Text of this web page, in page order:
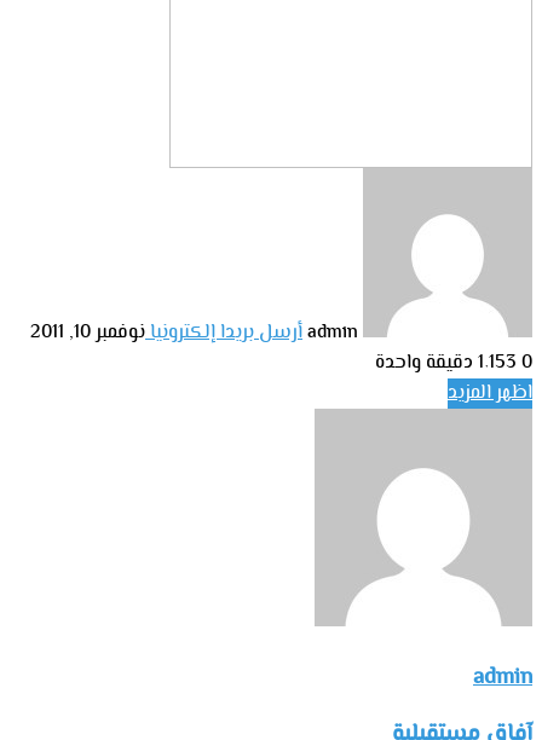
adminأرسل بريدا إلكترونيانوفمبر 10, 2011
0
دقيقة واحدة
اظهر المزيد
admin